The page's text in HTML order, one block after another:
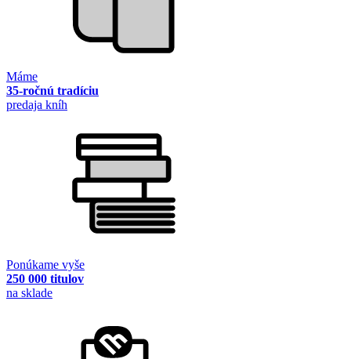
Máme
35-ročnú tradíciu
predaja kníh
Ponúkame vyše
250 000 titulov
na sklade